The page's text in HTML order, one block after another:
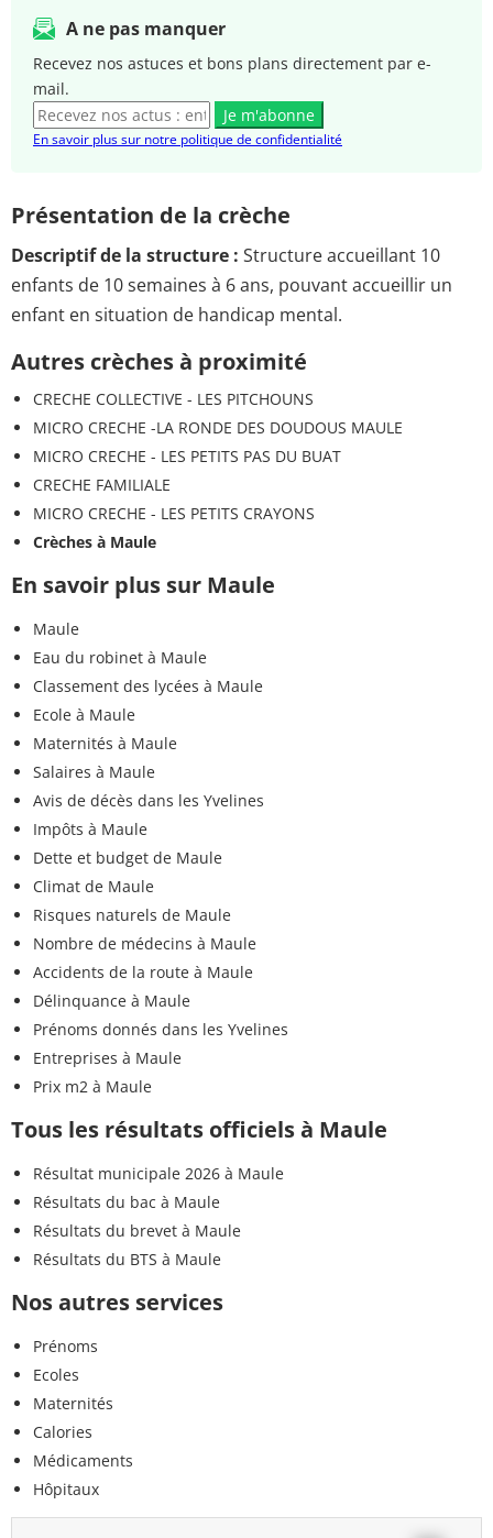
A ne pas manquer
Recevez nos astuces et bons plans directement par e-
mail.
Je m'abonne
En savoir plus sur notre politique de confidentialité
Présentation de la crèche
Descriptif de la structure : Structure accueillant 10
enfants de 10 semaines à 6 ans, pouvant accueillir un
enfant en situation de handicap mental.
Autres crèches à proximité
CRECHE COLLECTIVE - LES PITCHOUNS
MICRO CRECHE -LA RONDE DES DOUDOUS MAULE
MICRO CRECHE - LES PETITS PAS DU BUAT
CRECHE FAMILIALE
MICRO CRECHE - LES PETITS CRAYONS
Crèches à Maule
En savoir plus sur Maule
Maule
Eau du robinet à Maule
Classement des lycées à Maule
Ecole à Maule
Maternités à Maule
Salaires à Maule
Avis de décès dans les Yvelines
Impôts à Maule
Dette et budget de Maule
Climat de Maule
Risques naturels de Maule
Nombre de médecins à Maule
Accidents de la route à Maule
Délinquance à Maule
Prénoms donnés dans les Yvelines
Entreprises à Maule
Prix m2 à Maule
Tous les résultats officiels à Maule
Résultat municipale 2026 à Maule
Résultats du bac à Maule
Résultats du brevet à Maule
Résultats du BTS à Maule
Nos autres services
Prénoms
Ecoles
Maternités
Calories
Médicaments
Hôpitaux